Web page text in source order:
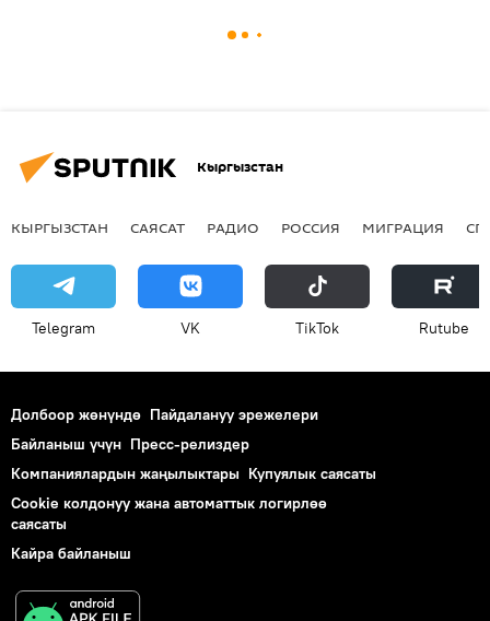
Кыргызстан
КЫРГЫЗСТАН САЯСАТ РАДИО РОССИЯ МИГРАЦИЯ
Telegram VK ТikТоk Rutube
Долбоор жөнүндө Пайдалануу эрежелери
Байланыш үчүн Пресс-релиздер
Компаниялардын жаңылыктары Купуялык саясаты
Cookie колдонуу жана автоматтык логирлөө
саясаты
Кайра байланыш